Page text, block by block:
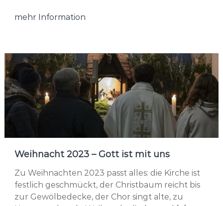
mehr Information
Weihnacht 2023 – Gott ist mit uns
Zu Weihnachten 2023 passt alles: die Kirche ist
festlich geschmückt, der Christbaum reicht bis
zur Gewölbedecke, der Chor singt alte, zu